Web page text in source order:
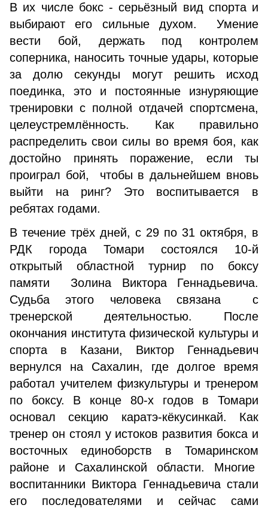
В их числе бокс - серьёзный вид спорта и
выбирают его сильные духом. Умение
вести бой, держать под контролем
соперника, наносить точные удары, которые
за долю секунды могут решить исход
поединка, это и постоянные изнуряющие
тренировки с полной отдачей спортсмена,
целеустремлённость. Как правильно
распределить свои силы во время боя, как
достойно принять поражение, если ты
проиграл бой, чтобы в дальнейшем вновь
выйти на ринг? Это воспитывается в
ребятах годами.
В течение трёх дней, с 29 по 31 октября, в
РДК города Томари состоялся 10-й
открытый областной турнир по боксу
памяти Золина Виктора Геннадьевича.
Судьба этого человека связана с
тренерской деятельностью. После
окончания института физической культуры и
спорта в Казани, Виктор Геннадьевич
вернулся на Сахалин, где долгое время
работал учителем физкультуры и тренером
по боксу. В конце 80-х годов в Томари
основал секцию каратэ-кёкусинкай. Как
тренер он стоял у истоков развития бокса и
восточных единоборств в Томаринском
районе и Сахалинской области. Многие
воспитанники Виктора Геннадьевича стали
его последователями и сейчас сами